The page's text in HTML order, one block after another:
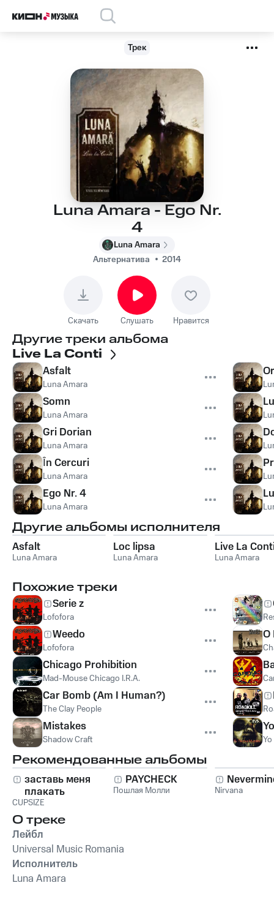
Трек
Luna Amara - Ego Nr.
4
Luna Amara
Альтернатива
2014
Скачать Слушать Нравится
Другие треки альбома
Live La Conti
Asfalt
Luna Amara
Somn
Luna Amara
Gri Dorian
Luna Amara
În Cercuri
Luna Amara
Ego Nr. 4
Luna Amara
Другие альбомы исполнителя
Asfalt
Luna Amara
Loc lipsa
Luna Amara
Live La
Luna Amara
Похожие треки
Serie z
Lofofora
Weedo
Lofofora
Chicago Prohibition
Mad-Mouse Chicago I.R.A.
Car Bomb (Am I Human?)
The Clay People
Mistakes
Shadow Craft
O
Рекомендованные альбомы
заставь меня
плакать
CUPSIZE
PAYCHECK
Пошлая Молли Nirvana
О треке
Лейбл
Universal Music Romania
Исполнитель
Luna Amara